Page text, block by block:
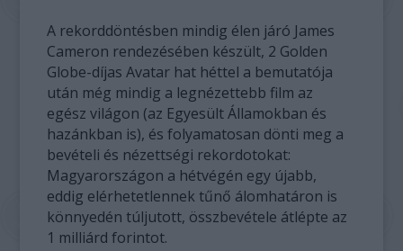
A rekorddöntésben mindig élen járó James
Cameron rendezésében készült, 2 Golden
Globe-díjas Avatar hat héttel a bemutatója
után még mindig a legnézettebb film az
egész világon (az Egyesült Államokban és
hazánkban is), és folyamatosan dönti meg a
bevételi és nézettségi rekordotokat:
Magyarországon a hétvégén egy újabb,
eddig elérhetetlennek tűnő álomhatáron is
könnyedén túljutott, összbevétele átlépte az
1 milliárd forintot.